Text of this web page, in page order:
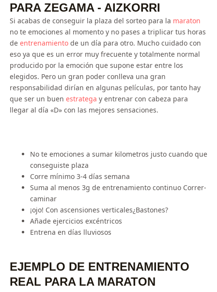
PARA ZEGAMA - AIZKORRI
Si acabas de conseguir la plaza del sorteo para la maraton
no te emociones al momento y no pases a triplicar tus horas
de entrenamiento de un día para otro. Mucho cuidado con
eso ya que es un error muy frecuente y totalmente normal
producido por la emoción que supone estar entre los
elegidos. Pero un gran poder conlleva una gran
responsabilidad dirían en algunas películas, por tanto hay
que ser un buen estratega y entrenar con cabeza para
llegar al día «D» con las mejores sensaciones.
No te emociones a sumar kilometros justo cuando que
conseguiste plaza
Corre mínimo 3-4 días semana
Suma al menos 3g de entrenamiento continuo Correr-
caminar
¡ojo! Con ascensiones verticales¿Bastones?
Añade ejercicios excéntricos
Entrena en días lluviosos
EJEMPLO DE ENTRENAMIENTO
REAL PARA LA MARATON